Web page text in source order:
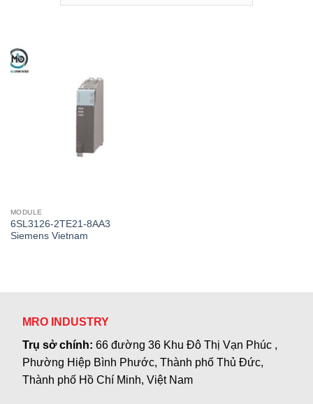
MODULE
6SL3126-2TE21-8AA3
Siemens Vietnam
MRO INDUSTRY
Trụ sở chính:66 đường 36 Khu Đô Thị Vạn Phúc ,
Phường Hiệp Bình Phước, Thành phố Thủ Đức,
Thành phố Hồ Chí Minh, Việt Nam